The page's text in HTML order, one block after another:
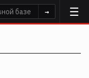
→